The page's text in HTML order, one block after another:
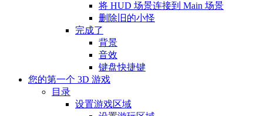
将 HUD 场景连接到 Main 场景
删除旧的小怪
完成了
背景
音效
键盘快捷键
您的第一个 3D 游戏
目录
设置游戏区域